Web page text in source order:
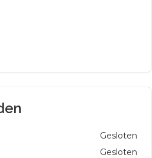
Gesloten
Gesloten